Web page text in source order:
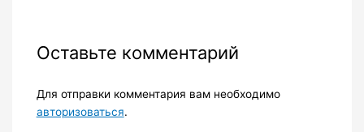
Оставьте комментарий
Для отправки комментария вам необходимо
авторизоваться.